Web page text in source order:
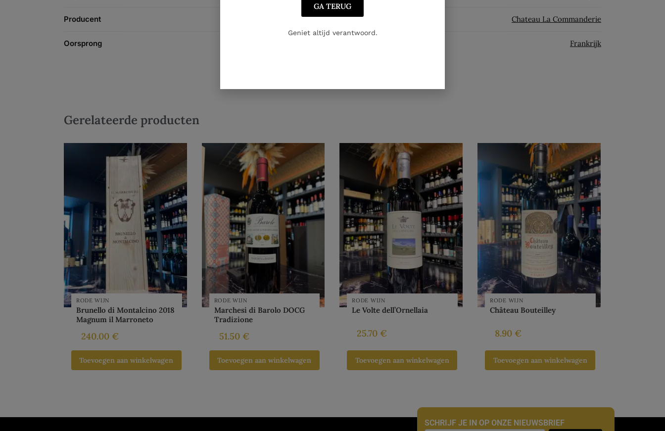
Producent Chateau La Commanderie
Oorsprong Frankrijk
Gerelateerde producten
RODE WIJN
Brunello di Montalcino 2018
Magnum il Marroneto
240.00 €
Toevoegen aan winkelwagen
RODE WIJN
Marchesi di Barolo DOCG
Tradizione
51.50 €
Toevoegen aan winkelwagen
RODE WIJN
Le Volte dell’Ornellaia
25.70 €
Toevoegen aan winkelwagen
RODE WIJN
Château Bouteilley
8.90 €
Toevoegen aan winkelwagen
SCHRIJF JE IN OP ONZE NIEUWSBRIEF
GA TERUG
Geniet altijd verantwoord.